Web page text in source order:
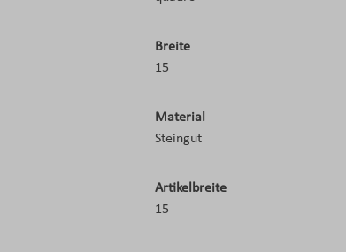
Breite
15
Material
Steingut
Artikelbreite
15